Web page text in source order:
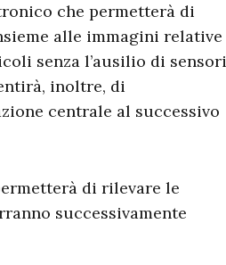
che permetterà di
alle immagini relative
senza l’ausilio di sensori
inoltre, di
centrale al successivo
di rilevare le
successivamente